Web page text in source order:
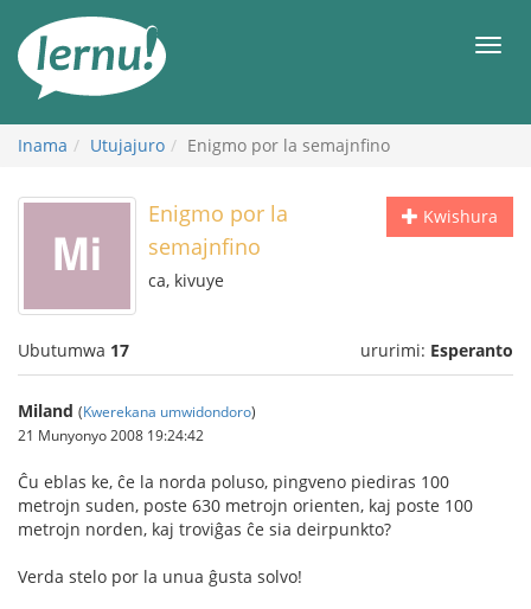
rupapuro
rw'ibirimwo
Inama Utujajuro Enigmo por la semajnfino
Kwishura
Enigmo por la
semajnfino
ca, kivuye
Ubutumwa 17 ururimi: Esperanto
Miland (Kwerekana umwidondoro)
21 Munyonyo 2008 19:24:42
Ĉu eblas ke, ĉe la norda poluso, pingveno piediras 100
metrojn suden, poste 630 metrojn orienten, kaj poste 100
metrojn norden, kaj troviĝas ĉe sia deirpunkto?
Verda stelo por la unua ĝusta solvo!